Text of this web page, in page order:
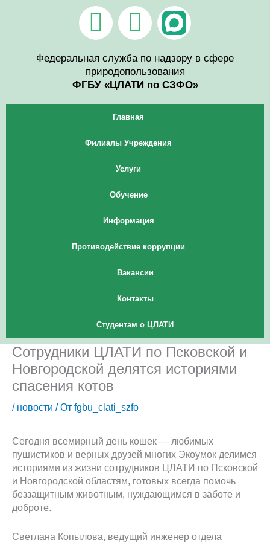
V
k
T
e
l
e
g
r
a
m
Федеральная служба по надзору в сфере
природопользования
ФГБУ «ЦЛАТИ по СЗФО»
Главная
Филиалы Учреждения
Услуги
Обучение
Информация
Противодействие коррупции
Вакансии
Контакты
Студентам о ЦЛАТИ
Сотрудники ЦЛАТИ по Псковской и
Новгородской делятся историями
спасения котов
/ новости / От fgbu_clati_szfo
Сегодня всемирный день кошек — любимых
пушистиков и верных друзей многих Экоумок делимся
историями из жизни сотрудников ЦЛАТИ по Псковской
и Новгородской областям, готовых всегда помочь
беззащитным животным, нуждающимся в заботе и
доброте.
Светлана Копылова, ведущий инженер отдела